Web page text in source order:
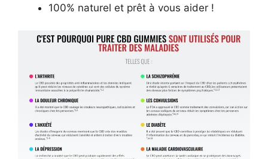
100% naturel et prêt à vous aider !